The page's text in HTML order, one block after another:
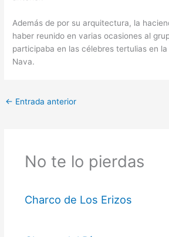
Además de por su arquitectura, la
haber reunido en varias ocasiones al
participaba en las célebres tertulias en
Nava.
← Entrada anterior
No te lo pierdas
Charco de Los Erizos